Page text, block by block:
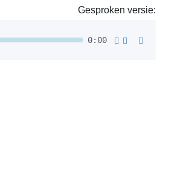
Gesproken versie:
0:00